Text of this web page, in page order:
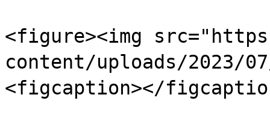
<figure><img
content/uploads/2023/